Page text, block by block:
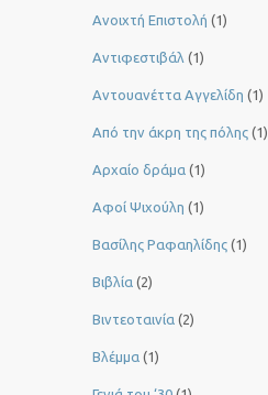
Ανοιχτή Επιστολή (1)
Αντιφεστιβάλ (1)
Αντουανέττα Αγγελίδη (1)
Από την άκρη της πόλης (1)
Αρχαίο δράμα (1)
Αφοί Ψιχούλη (1)
Βασίλης Ραφαηλίδης (1)
Βιβλία (2)
Βιντεοταινία (2)
Βλέμμα (1)